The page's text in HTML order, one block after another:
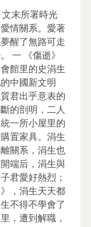
末所署時光
情關系。愛著
醒了無路可走
一 《傷逝》
館里的史涓生
中國新文明
君出乎意表的
的剖明，二人
一所小屋里的
置家具。涓生
關系，涓生也
端后，涓生與
君愛好熱烈；
，涓生天天都
不得不學會了
，遭到解職，